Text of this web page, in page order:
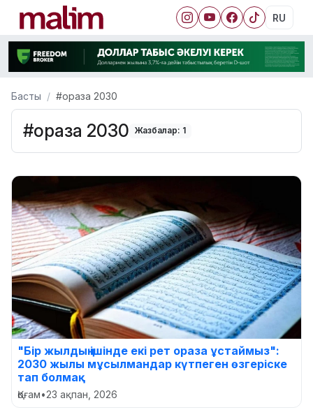
RU
Басты #ораза 2030
#ораза 2030 Жазбалар: 1
"Бір жылдың ішінде екі рет ораза ұстаймыз":
2030 жылы мұсылмандар күтпеген өзгеріске
тап болмақ
Қоғам•23 ақпан, 2026